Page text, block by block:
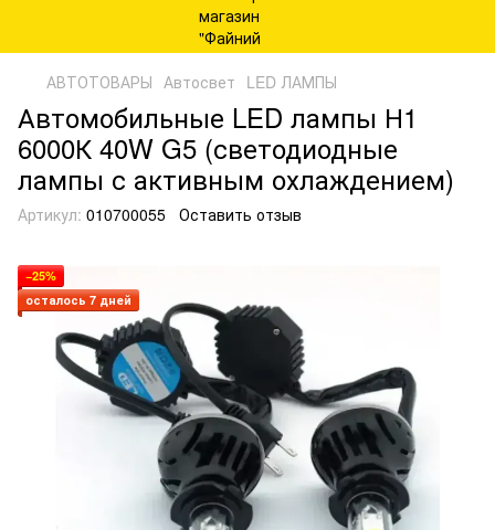
АВТОТОВАРЫ Автосвет LED ЛАМПЫ
Автомобильные LED лампы Н1
6000К 40W G5 (светодиодные
лампы с активным охлаждением)
Артикул: 010700055 Оставить отзыв
−25%
осталось 7 дней